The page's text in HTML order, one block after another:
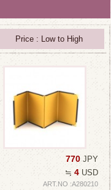
Price : Low to High
770 JPY
≒ 4 USD
ART.NO :A280210